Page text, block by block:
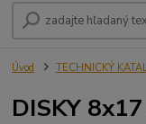
Úvod TECHNICKÝ
DISKY